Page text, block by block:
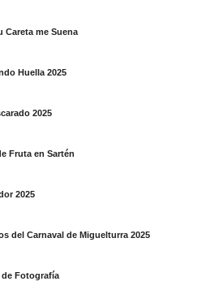
Careta me Suena
Huella 2025
2025
Fruta en Sartén
2025
del Carnaval de Miguelturra 2025
de Fotografía